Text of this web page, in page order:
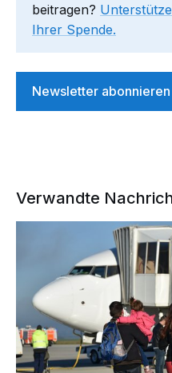
beitragen?
Ihrer Spende.
Newsletter abonnieren
Verwandte